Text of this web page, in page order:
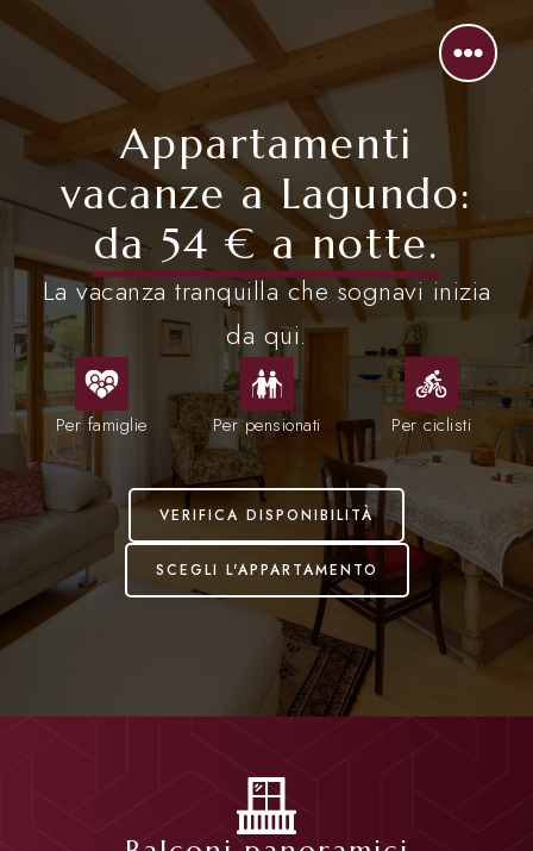
Appartamenti
vacanze a Lagundo:
da 54 € a notte.
La vacanza tranquilla che sognavi inizia
da qui.
Per famiglie Per pensionati Per ciclisti
VERIFICA DISPONIBILITÀ
SCEGLI L'APPARTAMENTO